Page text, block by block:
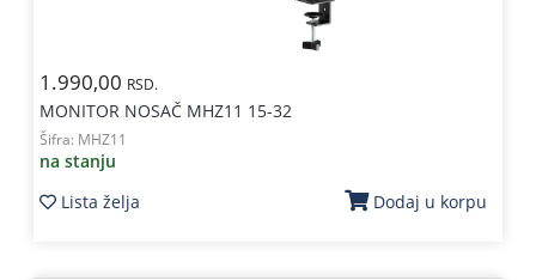
1.990,00 RSD.
MONITOR NOSAČ MHZ11 15-32
Šifra: MHZ11
na stanju
Lista želja
Dodaj u korpu